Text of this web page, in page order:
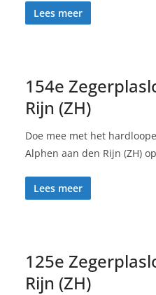
Lees meer
154e
Rijn (ZH)
Doe mee met het
Alphen aan den Rijn (ZH)
Lees meer
125e
Rijn (ZH)